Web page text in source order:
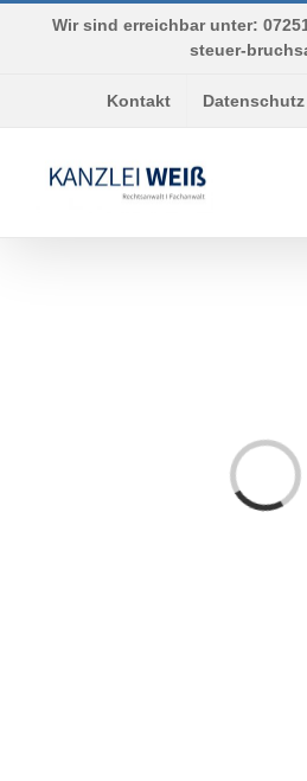
Wir sind erreichbar unter:
steuer-
Kontakt Datenschutz
Loading...